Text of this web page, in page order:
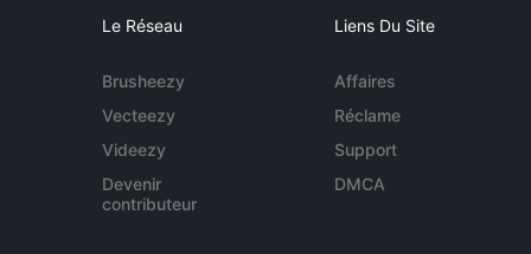
Le Réseau
Brusheezy
Vecteezy
Videezy
Devenir
contributeur
Liens Du Site
Affaires
Réclame
Support
DMCA